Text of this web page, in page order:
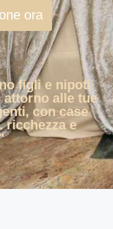
ora
figli e nipoti
alle tue
con case
ricchezza e